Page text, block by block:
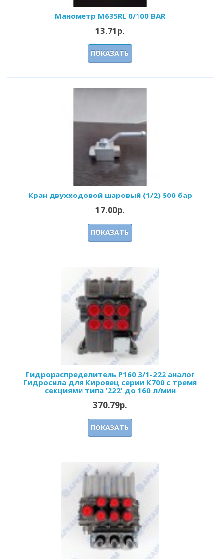
Манометр M635RL 0/100 BAR
13.71р.
ПОКАЗАТЬ
Кран двухходовой шаровый (1/2) 500 бар
17.00р.
ПОКАЗАТЬ
Гидрораспределитель Р160 3/1-222 аналог
Гидросила для Кировец серии К700 с тремя
секциями типа '222' до 160 л/мин
370.79р.
ПОКАЗАТЬ